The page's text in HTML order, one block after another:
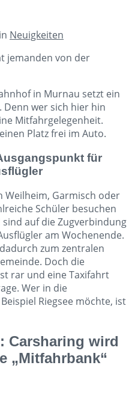
in Neuigkeiten
in Murnau setzt ein
wer sich hier hin
Mitfahrgelegenheit.
Platz frei im Auto.
für
Weilheim, Garmisch oder
Schüler besuchen
auf die Zugverbindung
am Wochenende.
zum zentralen
Doch die
rar und eine Taxifahrt
Wer in die
Riegsee möchte, ist
Carsharing wird
„Mitfahrbank“